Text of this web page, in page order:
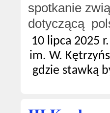
spotkanie
dotyczącą
10 lipca 2025
im. W.
gdzie stawką